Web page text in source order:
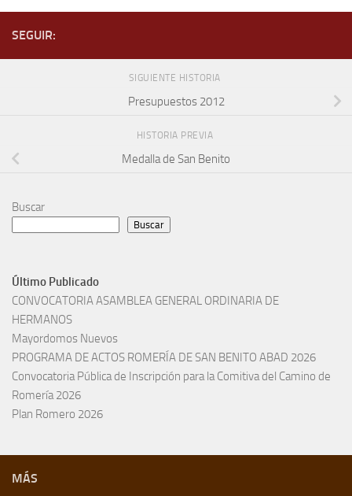
SEGUIR:
SIGUIENTE HISTORIA
Presupuestos 2012
HISTORIA PREVIA
Medalla de San Benito
Buscar
Buscar
Último Publicado
CONVOCATORIA ASAMBLEA GENERAL ORDINARIA DE
HERMANOS
Mayordomos Nuevos
PROGRAMA DE ACTOS ROMERÍA DE SAN BENITO ABAD 2026
Convocatoria Pública de Inscripción para la Comitiva del Camino de
Romería 2026
Plan Romero 2026
MÁS